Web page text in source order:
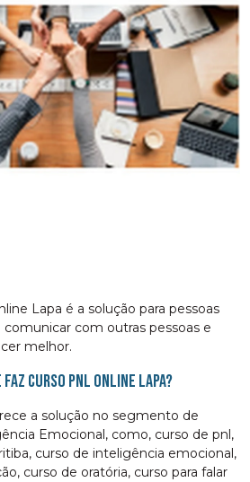
Lapa é a solução para pessoas
com outras pessoas e
melhor.
faz curso pnl online Lapa?
a solução no segmento de
Emocional, como, curso de pnl,
curso de inteligência emocional,
curso de oratória, curso para falar